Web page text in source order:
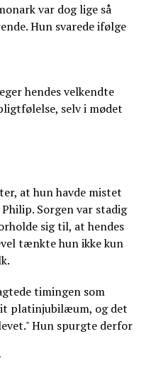
var dog lige så
Hun svarede ifølge
hendes velkendte
selv i mødet
at hun havde mistet
Sorgen var stadig
sig til, at hendes
tænkte hun ikke kun
timingen som
platinjubilæum, og det
Hun spurgte derfor